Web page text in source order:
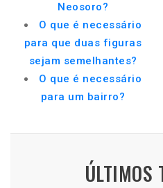
Neosoro?
O que é necessário
para que duas figuras
sejam semelhantes?
O que é necessário
para um bairro?
ÚLTIMOS